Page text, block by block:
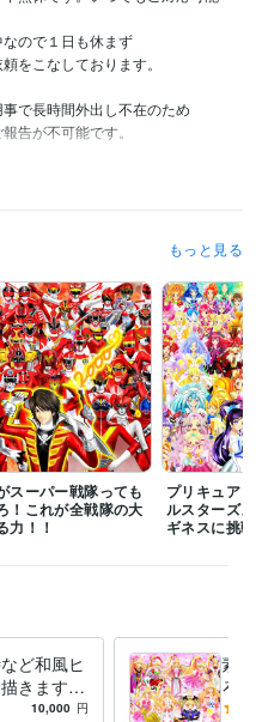
ので１日も休まず
をこなしております。
で長時間外出し不在のため
告が不可能です。
り昼型だったり変化し不規則で
Excel:10年PowerPoint:5年
ロゴ　デザイン　動画　小説
もっと見る
スーパー戦隊っても
！これが全戦隊の大
力！！
プリキュア１
ルスターズ
ギネスに挑戦
ど和風ヒ
きます
イラスト
10,000 円
素敵
ろな
ご希